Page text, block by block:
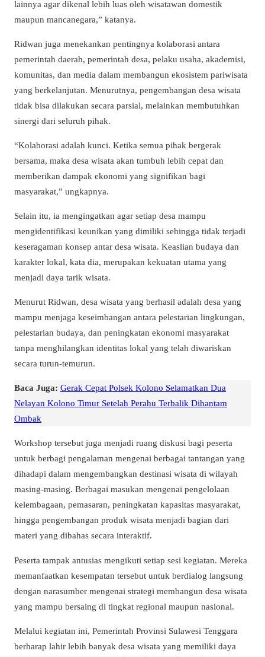
lainnya agar dikenal lebih luas oleh wisatawan domestik
maupun mancanegara,” katanya.
Ridwan juga menekankan pentingnya kolaborasi antara
pemerintah daerah, pemerintah desa, pelaku usaha, akademisi,
komunitas, dan media dalam membangun ekosistem pariwisata
yang berkelanjutan. Menurutnya, pengembangan desa wisata
tidak bisa dilakukan secara parsial, melainkan membutuhkan
sinergi dari seluruh pihak.
“Kolaborasi adalah kunci. Ketika semua pihak bergerak
bersama, maka desa wisata akan tumbuh lebih cepat dan
memberikan dampak ekonomi yang signifikan bagi
masyarakat,” ungkapnya.
Selain itu, ia mengingatkan agar setiap desa mampu
mengidentifikasi keunikan yang dimiliki sehingga tidak terjadi
keseragaman konsep antar desa wisata. Keaslian budaya dan
karakter lokal, kata dia, merupakan kekuatan utama yang
menjadi daya tarik wisata.
Menurut Ridwan, desa wisata yang berhasil adalah desa yang
mampu menjaga keseimbangan antara pelestarian lingkungan,
pelestarian budaya, dan peningkatan ekonomi masyarakat
tanpa menghilangkan identitas lokal yang telah diwariskan
secara turun-temurun.
Baca Juga: Gerak Cepat Polsek Kolono Selamatkan Dua
Nelayan Kolono Timur Setelah Perahu Terbalik Dihantam
Ombak
Workshop tersebut juga menjadi ruang diskusi bagi peserta
untuk berbagi pengalaman mengenai berbagai tantangan yang
dihadapi dalam mengembangkan destinasi wisata di wilayah
masing-masing. Berbagai masukan mengenai pengelolaan
kelembagaan, pemasaran, peningkatan kapasitas masyarakat,
hingga pengembangan produk wisata menjadi bagian dari
materi yang dibahas secara interaktif.
Peserta tampak antusias mengikuti setiap sesi kegiatan. Mereka
memanfaatkan kesempatan tersebut untuk berdialog langsung
dengan narasumber mengenai strategi membangun desa wisata
yang mampu bersaing di tingkat regional maupun nasional.
Melalui kegiatan ini, Pemerintah Provinsi Sulawesi Tenggara
berharap lahir lebih banyak desa wisata yang memiliki daya